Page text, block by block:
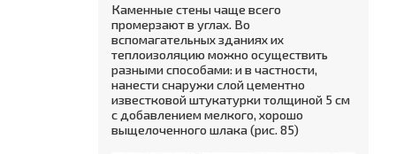
Каменные стены чаще всего
промерзают в углах. Во
вспомагательных зданиях их
теплоизоляцию можно осуществить
разными способами: и в частности,
нанести снаружи слой цементно
известковой штукатурки толщиной 5 см
с добавлением мелкого, хорошо
выщелоченного шлака (рис. 85)